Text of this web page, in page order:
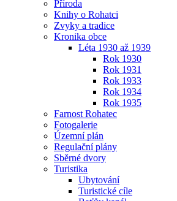
Příroda
Knihy o Rohatci
Zvyky a tradice
Kronika obce
Léta 1930 až 1939
Rok 1930
Rok 1931
Rok 1933
Rok 1934
Rok 1935
Farnost Rohatec
Fotogalerie
Územní plán
Regulační plány
Sběrné dvory
Turistika
Ubytování
Turistické cíle